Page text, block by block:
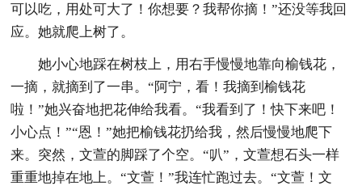
可以吃，用处可大了！你想要？我帮你摘！”还没等我回
应。她就爬上树了。
她小心地踩在树枝上，用右手慢慢地靠向榆钱花，
一摘，就摘到了一串。“阿宁，看！我摘到榆钱花
啦！”她兴奋地把花伸给我看。“我看到了！快下来吧！
小心点！”“恩！”她把榆钱花扔给我，然后慢慢地爬下
来。突然，文萱的脚踩了个空。“叭”，文萱想石头一样
重重地掉在地上。“文萱！”我连忙跑过去。“文萱！文